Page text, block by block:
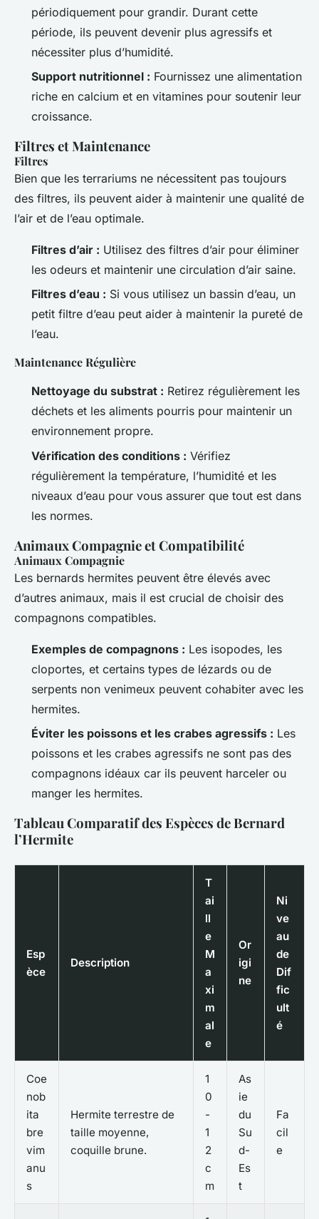
périodiquement pour grandir. Durant cette
période, ils peuvent devenir plus agressifs et
nécessiter plus d’humidité.
Support nutritionnel : Fournissez une alimentation
riche en calcium et en vitamines pour soutenir leur
croissance.
Filtres et Maintenance
Filtres
Bien que les terrariums ne nécessitent pas toujours
des filtres, ils peuvent aider à maintenir une qualité de
l’air et de l’eau optimale.
Filtres d’air : Utilisez des filtres d’air pour éliminer
les odeurs et maintenir une circulation d’air saine.
Filtres d’eau : Si vous utilisez un bassin d’eau, un
petit filtre d’eau peut aider à maintenir la pureté de
l’eau.
Maintenance Régulière
Nettoyage du substrat : Retirez régulièrement les
déchets et les aliments pourris pour maintenir un
environnement propre.
Vérification des conditions : Vérifiez
régulièrement la température, l’humidité et les
niveaux d’eau pour vous assurer que tout est dans
les normes.
Animaux Compagnie et Compatibilité
Animaux Compagnie
Les bernards hermites peuvent être élevés avec
d’autres animaux, mais il est crucial de choisir des
compagnons compatibles.
Exemples de compagnons : Les isopodes, les
cloportes, et certains types de lézards ou de
serpents non venimeux peuvent cohabiter avec les
hermites.
Éviter les poissons et les crabes agressifs : Les
poissons et les crabes agressifs ne sont pas des
compagnons idéaux car ils peuvent harceler ou
manger les hermites.
Tableau Comparatif des Espèces de Bernard
l’Hermite
Esp
èce
Description
T
ai
ll
e
M
a
xi
m
al
e
Or
igi
ne
Ni
ve
au
de
Dif
fic
ult
é
Coe
nob
ita
bre
vim
anu
s
Hermite terrestre de
taille moyenne,
coquille brune.
1
0
-
1
2
c
m
As
ie
du
Su
d-
Es
t
Fa
cil
e